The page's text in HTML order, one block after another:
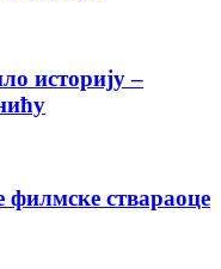
историју –
ствараоце